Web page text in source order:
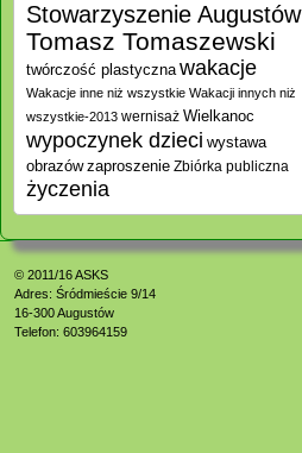
Stowarzyszenie Augustów
Tomasz Tomaszewski
twórczość plastyczna wakacje
Wakacje inne niż wszystkie Wakacji innych niż
wszystkie-2013 wernisaż Wielkanoc
wypoczynek dzieci wystawa
obrazów zaproszenie Zbiórka publiczna
życzenia
© 2011/16ASKS
Adres: Śródmieście 9/14
16-300 Augustów
Telefon: 603964159